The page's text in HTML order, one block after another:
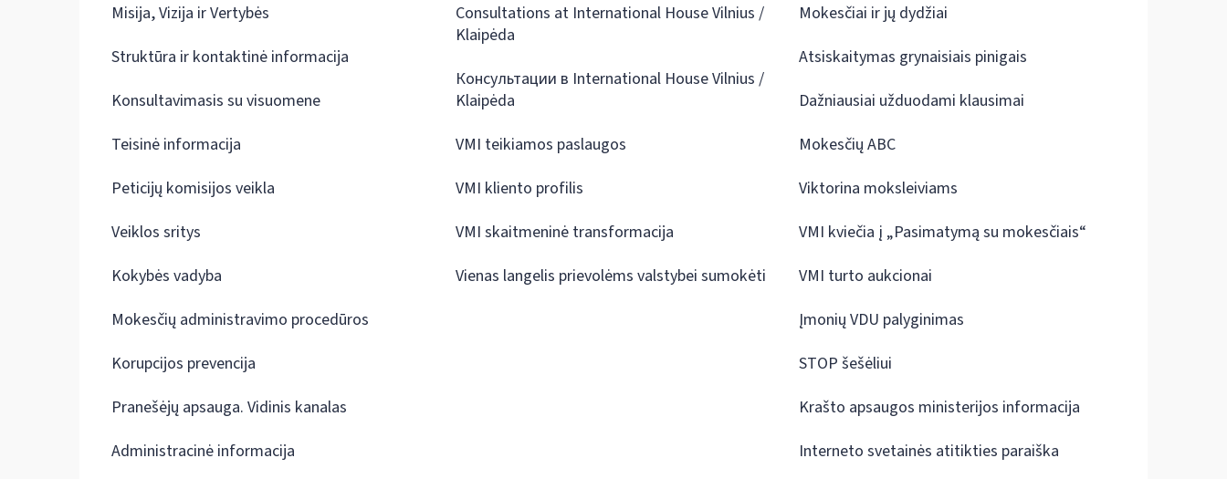
Misija, Vizija ir Vertybės
Struktūra ir kontaktinė informacija
Konsultavimasis su visuomene
Teisinė informacija
Peticijų komisijos veikla
Veiklos sritys
Kokybės vadyba
Mokesčių administravimo procedūros
Korupcijos prevencija
Pranešėjų apsauga. Vidinis kanalas
Administracinė informacija
Consultations at International House Vilnius /
Klaipėda
Консультации в International House Vilnius /
Klaipėda
VMI teikiamos paslaugos
VMI kliento profilis
VMI skaitmeninė transformacija
Vienas langelis prievolėms valstybei sumokėti
Mokesčiai ir jų dydžiai
Atsiskaitymas grynaisiais pinigais
Dažniausiai užduodami klausimai
Mokesčių ABC
Viktorina moksleiviams
VMI kviečia į „Pasimatymą su mokesčiais“
VMI turto aukcionai
Įmonių VDU palyginimas
STOP šešėliui
Krašto apsaugos ministerijos informacija
Interneto svetainės atitikties paraiška